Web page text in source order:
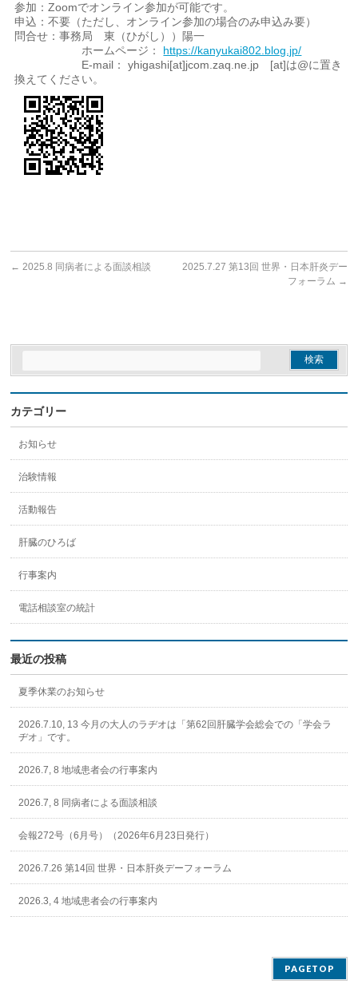
参加：Zoomでオンライン参加が可能です。
申込：不要（ただし、オンライン参加の場合のみ申込み要）
問合せ：事務局 東（ひがし））陽一
ホームページ： https://kanyukai802.blog.jp/
E-mail： yhigashi[at]jcom.zaq.ne.jp [at]は@に置き
換えてください。
← 2025.8 同病者による面談相談
2025.7.27 第13回 世界・日本肝炎デー
フォーラム →
カテゴリー
お知らせ
治験情報
活動報告
肝臓のひろば
行事案内
電話相談室の統計
最近の投稿
夏季休業のお知らせ
2026.7.10, 13 今月の大人のラヂオは「第62回肝臓学会総会での「学会ラ
ヂオ」です。
2026.7, 8 地域患者会の行事案内
2026.7, 8 同病者による面談相談
会報272号（6月号）（2026年6月23日発行）
2026.7.26 第14回 世界・日本肝炎デーフォーラム
2026.3, 4 地域患者会の行事案内
PAGETOP